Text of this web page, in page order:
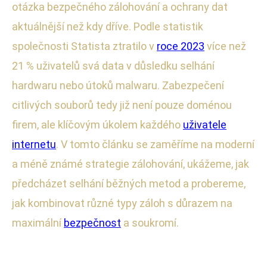
otázka bezpečného zálohování a ochrany dat
aktuálnější než kdy dříve. Podle statistik
společnosti Statista ztratilo v roce 2023 více než
21 % uživatelů svá data v důsledku selhání
hardwaru nebo útoků malwaru. Zabezpečení
citlivých souborů tedy již není pouze doménou
firem, ale klíčovým úkolem každého uživatele
internetu. V tomto článku se zaměříme na moderní
a méně známé strategie zálohování, ukážeme, jak
předcházet selhání běžných metod a probereme,
jak kombinovat různé typy záloh s důrazem na
maximální bezpečnost a soukromí.